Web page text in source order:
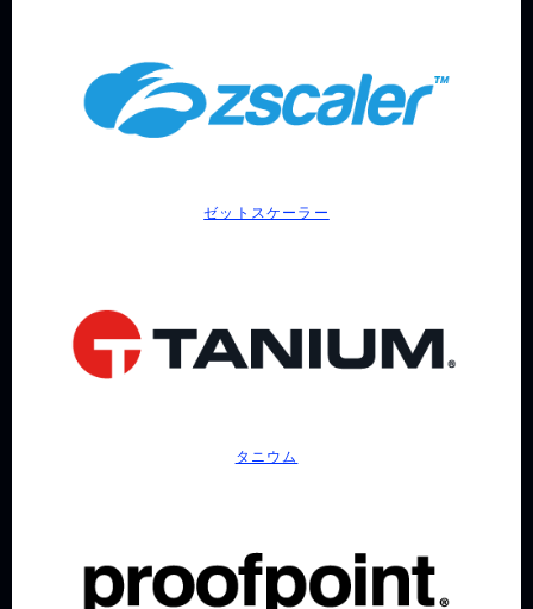
ゼットスケーラー
タニウム